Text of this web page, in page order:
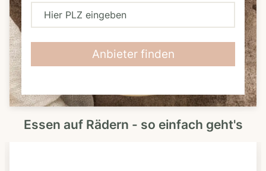
H
L
Z
Anbieter finden
Essen auf Rädern - so einfach geht's